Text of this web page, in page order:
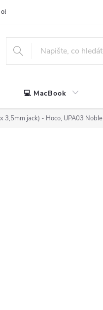
💻 MacBook
3,5mm jack) - Hoco, UPA03 Noble